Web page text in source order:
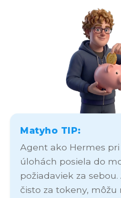
Matyho TIP:
Agent ako Hermes
úlohách posiela do
požiadaviek za
čisto za tokeny, môžu